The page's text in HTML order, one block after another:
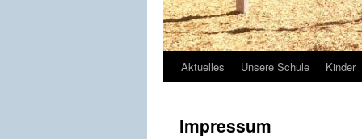
Aktuelles Unsere Schule Kinder
Impressum